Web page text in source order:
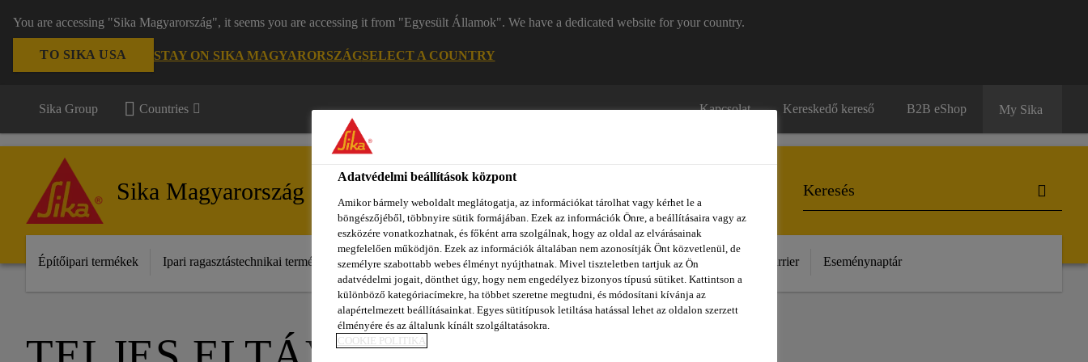
You are accessing "Sika Magyarország", it seems you are accessing it from "Egyesült Államok". We have a dedicated website for your country.
TO SIKA USA STAY ON SIKA MAGYARORSZÁGSELECT A COUNTRY
Sika Group Countries Kapcsolat Kereskedő kereső B2B eShop My Sika
Sika Magyarország
Építőipari termékek Ipari ragasztástechnikai termékek Színpont Homlokzattervező Dokumentumok REACH Karrier Eseménynaptár
Adatvédelmi beállítások központ
Amikor bármely weboldalt meglátogatja, az információkat tárolhat vagy kérhet le a
böngészőjéből, többnyire sütik formájában. Ezek az információk Önre, a beállításaira vagy az
eszközére vonatkozhatnak, és főként arra szolgálnak, hogy az oldal az elvárásainak
megfelelően működjön. Ezek az információk általában nem azonosítják Önt közvetlenül, de
személyre szabottabb webes élményt nyújthatnak. Mivel tiszteletben tartjuk az Ön
adatvédelmi jogait, dönthet úgy, hogy nem engedélyez bizonyos típusú sütiket. Kattintson a
különböző kategóriacímekre, ha többet szeretne megtudni, és módosítani kívánja az
alapértelmezett beállításainkat. Egyes sütitípusok letiltása hatással lehet az oldalon szerzett
élményére és az általunk kínált szolgáltatásokra.
COOKIE POLITIKA